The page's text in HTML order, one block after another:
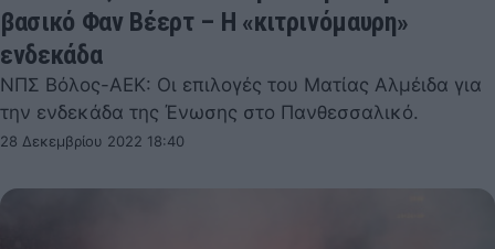
βασικό Φαν Βέερτ – Η «κιτρινόμαυρη»
ενδεκάδα
ΝΠΣ Βόλος-ΑΕΚ: Οι επιλογές του Ματίας Αλμέιδα για
την ενδεκάδα της Ένωσης στο Πανθεσσαλικό.
28 Δεκεμβρίου 2022 18:40